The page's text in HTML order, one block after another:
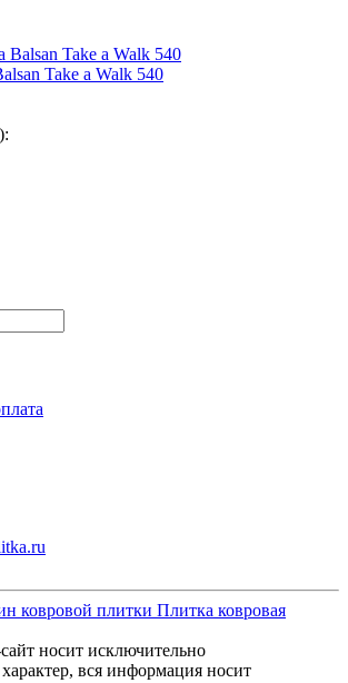
Take a Walk 540
Плитка ковровая
носит исключительно
вся информация носит